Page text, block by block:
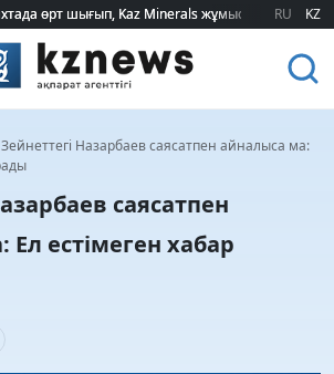
өрт шығып, Kaz Minerals жұмысшылары
өрт шығып, Kaz Minerals жұмысшылары
RU KZ
Зейнеттегі Назарбаев саясатпен айналыса ма:
саясатпен
естімеген хабар